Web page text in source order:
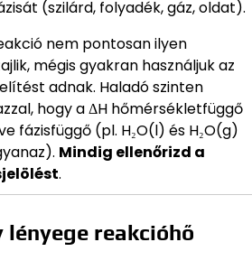
(szilárd, folyadék, gáz, oldat).
nem pontosan ilyen
mégis gyakran használjuk az
adnak. Haladó szinten
hogy a ΔH hőmérsékletfüggő
fázisfüggő (pl. H₂O(l) és H₂O(g)
Mindig ellenőrizd a
.
lényege reakcióhő